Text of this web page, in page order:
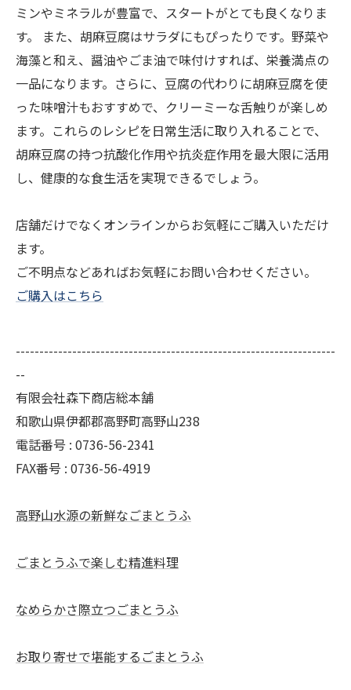
ミンやミネラルが豊富で、スタートがとても良くなりま
す。 また、胡麻豆腐はサラダにもぴったりです。野菜や
海藻と和え、醤油やごま油で味付けすれば、栄養満点の
一品になります。さらに、豆腐の代わりに胡麻豆腐を使
った味噌汁もおすすめで、クリーミーな舌触りが楽しめ
ます。これらのレシピを日常生活に取り入れることで、
胡麻豆腐の持つ抗酸化作用や抗炎症作用を最大限に活用
し、健康的な食生活を実現できるでしょう。
店舗だけでなくオンラインからお気軽にご購入いただけ
ます。
ご不明点などあればお気軽にお問い合わせください。
ご購入はこちら
--------------------------------------------------------------------
--
有限会社森下商店総本舗
和歌山県伊都郡高野町高野山238
電話番号 : 0736-56-2341
FAX番号 : 0736-56-4919
高野山水源の新鮮なごまとうふ
ごまとうふで楽しむ精進料理
なめらかさ際立つごまとうふ
お取り寄せで堪能するごまとうふ